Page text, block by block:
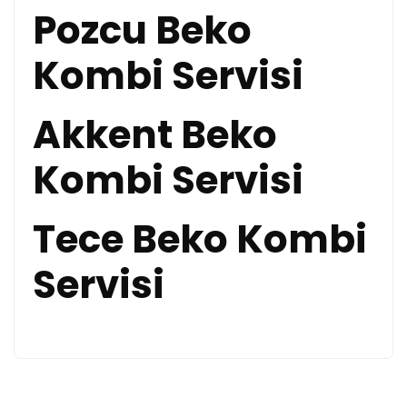
Pozcu Beko
Kombi Servisi
Akkent Beko
Kombi Servisi
Tece Beko Kombi
Servisi